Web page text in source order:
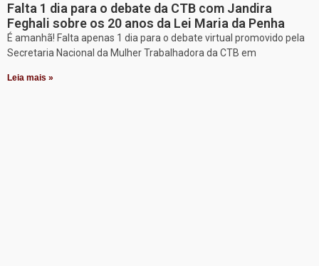
Falta 1 dia para o debate da CTB com Jandira
Feghali sobre os 20 anos da Lei Maria da Penha
É amanhã! Falta apenas 1 dia para o debate virtual promovido pela
Secretaria Nacional da Mulher Trabalhadora da CTB em
Leia mais »